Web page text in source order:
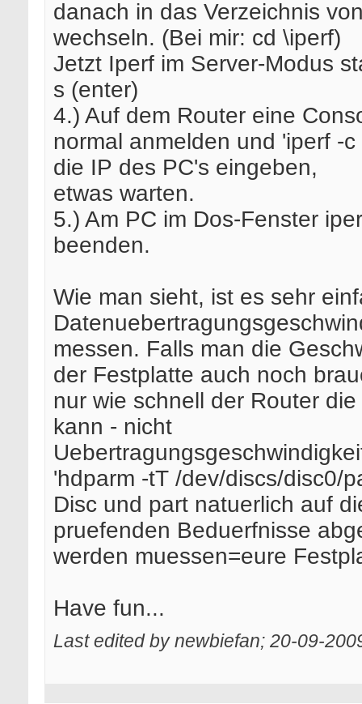
danach in das Verzeichnis
wechseln. (Bei mir: cd \iperf)
Jetzt Iperf im Server-Modus
s (enter)
4.) Auf dem Router eine
normal anmelden und 'iperf -
die IP des PC's eingeben,
etwas warten.
5.) Am PC im Dos-Fenster
beenden.
Wie man sieht, ist es sehr
messen. Falls man die
der Festplatte auch noch
nur wie schnell der Router
kann - nicht
'hdparm -tT /dev/discs/disc0/
Disc und part natuerlich auf
pruefenden Beduerfnisse
werden muessen=eure
Have fun...
Last edited by newbiefan; 20-09-